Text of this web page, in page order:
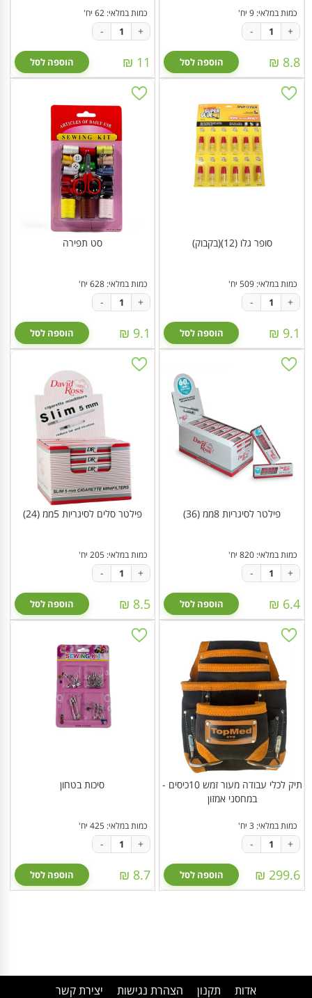
כמות במלאי: 9 יח'
8.8 ₪
- +
הוספה לסל
כמות במלאי: 62 יח'
11 ₪
- +
הוספה לסל
סופר גלו (12)(בקבוק)
כמות במלאי: 509 יח'
9.1 ₪
- +
הוספה לסל
סט תפירה
כמות במלאי: 628 יח'
9.1 ₪
- +
הוספה לסל
פילטר לסיגריות 8ממ (36)
כמות במלאי: 820 יח'
6.4 ₪
- +
הוספה לסל
פילטר סלים לסיגריות 5ממ (24)
כמות במלאי: 205 יח'
8.5 ₪
- +
הוספה לסל
תיק לכלי עבודה מעור זמש 10כיסים -
במחסני אמזון
כמות במלאי: 3 יח'
299.6 ₪
- +
הוספה לסל
סיכות בטחון
כמות במלאי: 425 יח'
8.7 ₪
- +
הוספה לסל
אדות תקנון הצהרת נגישות יצירת קשר